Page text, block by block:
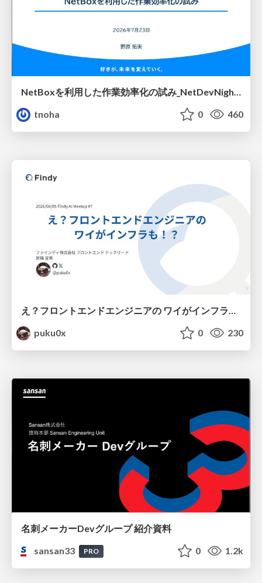
NetBoxを利用した作業効率化の試み_NetDevNight4
tnoha
0 460
puku0x
0 230
名刺メーカーDevグループ 紹介資料
sansan33
PRO 0 1.2k